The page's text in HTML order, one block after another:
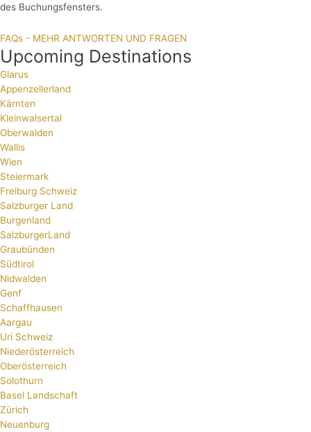
des Buchungsfensters.
FAQs - MEHR ANTWORTEN UND FRAGEN
Upcoming Destinations
Glarus
Appenzellerland
Kärnten
Kleinwalsertal
Oberwalden
Wallis
Wien
Steiermark
Freiburg Schweiz
Salzburger Land
Burgenland
SalzburgerLand
Graubünden
Südtirol
Nidwalden
Genf
Schaffhausen
Aargau
Uri Schweiz
Niederösterreich
Oberösterreich
Solothurn
Basel Landschaft
Zürich
Neuenburg